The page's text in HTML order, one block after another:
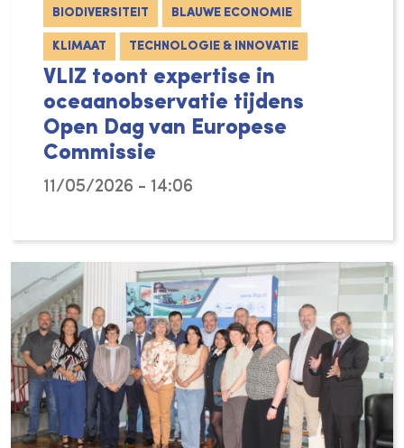
BIODIVERSITEIT BLAUWE ECONOMIE
KLIMAAT TECHNOLOGIE & INNOVATIE
VLIZ toont expertise in
oceaanobservatie tijdens
Open Dag van Europese
Commissie
11/05/2026 - 14:06